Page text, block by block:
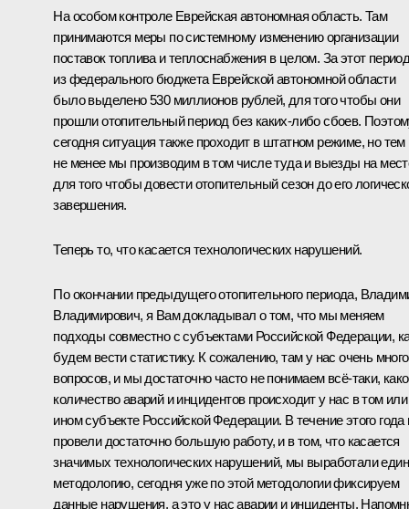
На особом контроле Еврейская автономная область. Там
принимаются меры по системному изменению организации
поставок топлива и теплоснабжения в целом. За этот
из федерального бюджета Еврейской автономной области
было выделено 530 миллионов рублей, для того чтобы они
прошли отопительный период без каких‑либо сбоев.
сегодня ситуация также проходит в штатном режиме, но тем
не менее мы производим в том числе туда и выезды на
для того чтобы довести отопительный сезон до его
завершения.
Теперь то, что касается технологических нарушений.
По окончании предыдущего отопительного периода,
Владимирович, я Вам докладывал о том, что мы меняем
подходы совместно с субъектами Российской Федерации,
будем вести статистику. К сожалению, там у нас очень много
вопросов, и мы достаточно часто не понимаем всё‑таки,
количество аварий и инцидентов происходит у нас в том или
ином субъекте Российской Федерации. В течение этого
провели достаточно большую работу, и в том, что касается
значимых технологических нарушений, мы выработали
методологию, сегодня уже по этой методологии фиксируем
данные нарушения, а это у нас аварии и инциденты.